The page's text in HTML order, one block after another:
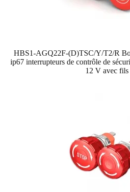
HBS1-AGQ22F-(D)TSC/Y/T2/R
ip67 interrupteurs de contrôle de
12 V avec fils